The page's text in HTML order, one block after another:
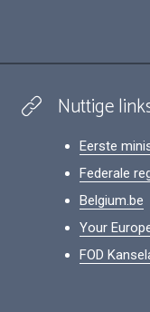
Nuttige
Eerste
Federale
Belgium.be
Your
FOD